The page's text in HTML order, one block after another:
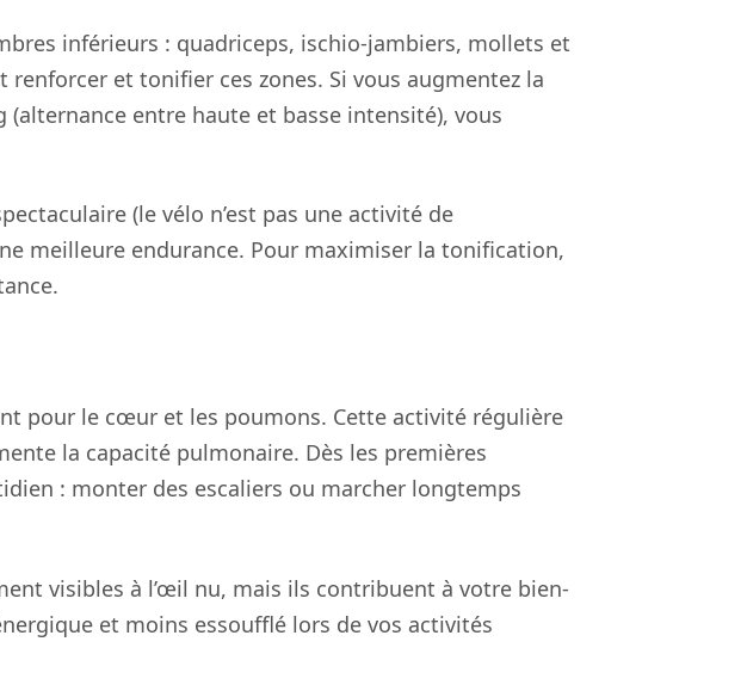
inférieurs : quadriceps, ischio-jambiers, mollets et
et tonifier ces zones. Si vous augmentez la
entre haute et basse intensité), vous
(le vélo n’est pas une activité de
meilleure endurance. Pour maximiser la tonification,
pour le cœur et les poumons. Cette activité régulière
la capacité pulmonaire. Dès les premières
: monter des escaliers ou marcher longtemps
visibles à l’œil nu, mais ils contribuent à votre bien-
et moins essoufflé lors de vos activités